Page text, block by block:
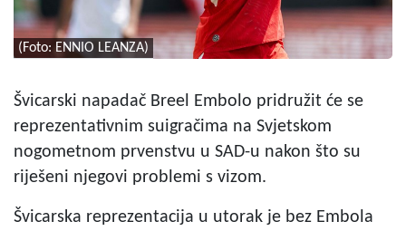
(Foto: ENNIO LEANZA)
Švicarski napadač Breel Embolo pridružit će se
reprezentativnim suigračima na Svjetskom
nogometnom prvenstvu u SAD-u nakon što su
riješeni njegovi problemi s vizom.
Švicarska reprezentacija u utorak je bez Embola